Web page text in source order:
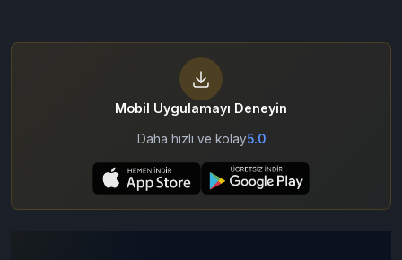
Mobil Uygulamayı Deneyin
Daha hızlı ve kolay5.0